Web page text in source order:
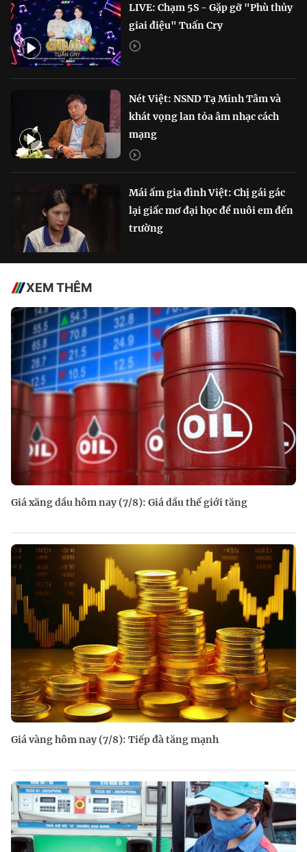
LIVE: Chạm 5S - Gặp gỡ "Phù thủy
giai điệu" Tuấn Cry
Nét Việt: NSND Tạ Minh Tâm và
khát vọng lan tỏa âm nhạc cách
mạng
Mái ấm gia đình Việt: Chị gái gác
lại giấc mơ đại học để nuôi em đến
trường
XEM THÊM
Giá xăng dầu hôm nay (7/8): Giá dầu thế giới tăng
Giá vàng hôm nay (7/8): Tiếp đà tăng mạnh